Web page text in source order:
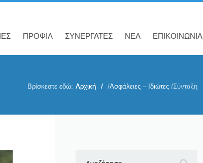
ΠΡΟΦΙΛ ΣΥΝΕΡΓΑΤΕΣ ΝΕΑ ΕΠΙΚΟΙΝΩΝΙΑ
Βρίσκεστε εδώ: Αρχική /Ασφάλειες – Ιδιώτες /Σύνταξη